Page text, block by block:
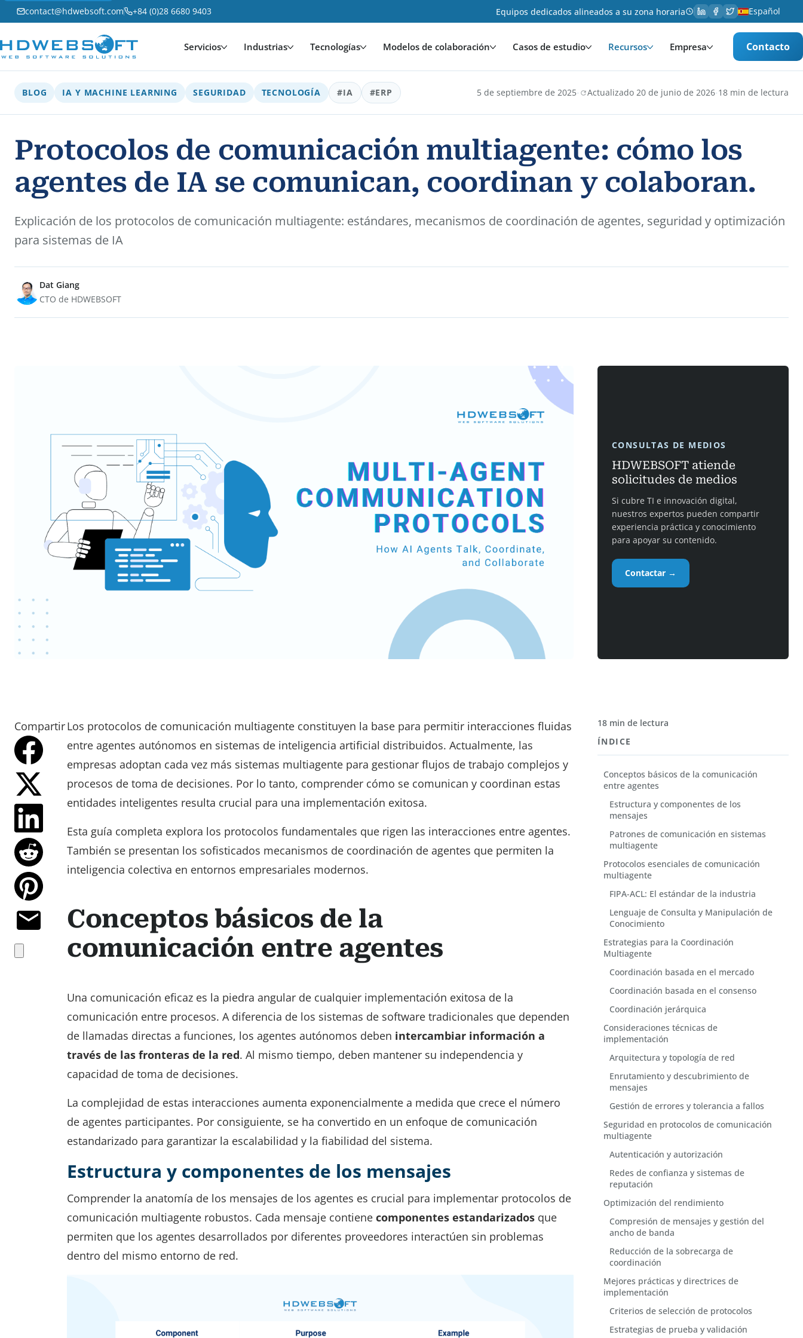
contact@hdwebsoft.com +84 (0)28 6680 9403 Equipos dedicados alineados a su zona horaria Español
Servicios Industrias Tecnologías Modelos de colaboración Casos de estudio Recursos Empresa Contacto
BLOG IA Y MACHINE LEARNING SEGURIDAD TECNOLOGÍA #IA #ERP 5 de septiembre de 2025· Actualizado 20 de junio de 2026·18 min de lectura
Protocolos de comunicación multiagente: cómo los
agentes de IA se comunican, coordinan y colaboran.
Explicación de los protocolos de comunicación multiagente: estándares, mecanismos de coordinación de agentes, seguridad y optimización
para sistemas de IA
Dat Giang
CTO de HDWEBSOFT
CONSULTAS DE MEDIOS
HDWEBSOFT atiende
solicitudes de medios
Si cubre TI e innovación digital,
nuestros expertos pueden compartir
experiencia práctica y conocimiento
para apoyar su contenido.
Contactar →
CompartirLos protocolos de comunicación multiagente constituyen la base para permitir interacciones fluidas
entre agentes autónomos en sistemas de inteligencia artificial distribuidos. Actualmente, las
empresas adoptan cada vez más sistemas multiagente para gestionar flujos de trabajo complejos y
procesos de toma de decisiones. Por lo tanto, comprender cómo se comunican y coordinan estas
entidades inteligentes resulta crucial para una implementación exitosa.
Esta guía completa explora los protocolos fundamentales que rigen las interacciones entre agentes.
También se presentan los sofisticados mecanismos de coordinación de agentes que permiten la
inteligencia colectiva en entornos empresariales modernos.
Conceptos básicos de la
comunicación entre agentes
Una comunicación eficaz es la piedra angular de cualquier implementación exitosa de la
comunicación entre procesos. A diferencia de los sistemas de software tradicionales que dependen
de llamadas directas a funciones, los agentes autónomos deben intercambiar información a
través de las fronteras de la red. Al mismo tiempo, deben mantener su independencia y
capacidad de toma de decisiones.
La complejidad de estas interacciones aumenta exponencialmente a medida que crece el número
de agentes participantes. Por consiguiente, se ha convertido en un enfoque de comunicación
estandarizado para garantizar la escalabilidad y la fiabilidad del sistema.
Estructura y componentes de los mensajes
Comprender la anatomía de los mensajes de los agentes es crucial para implementar protocolos de
comunicación multiagente robustos. Cada mensaje contiene componentes estandarizados que
permiten que los agentes desarrollados por diferentes proveedores interactúen sin problemas
dentro del mismo entorno de red.
18 min de lectura
ÍNDICE
Conceptos básicos de la comunicación
entre agentes
Estructura y componentes de los
mensajes
Patrones de comunicación en sistemas
multiagente
Protocolos esenciales de comunicación
multiagente
FIPA-ACL: El estándar de la industria
Lenguaje de Consulta y Manipulación de
Conocimiento
Estrategias para la Coordinación
Multiagente
Coordinación basada en el mercado
Coordinación basada en el consenso
Coordinación jerárquica
Consideraciones técnicas de
implementación
Arquitectura y topología de red
Enrutamiento y descubrimiento de
mensajes
Gestión de errores y tolerancia a fallos
Seguridad en protocolos de comunicación
multiagente
Autenticación y autorización
Redes de confianza y sistemas de
reputación
Optimización del rendimiento
Compresión de mensajes y gestión del
ancho de banda
Reducción de la sobrecarga de
coordinación
Mejores prácticas y directrices de
implementación
Criterios de selección de protocolos
Estrategias de prueba y validación